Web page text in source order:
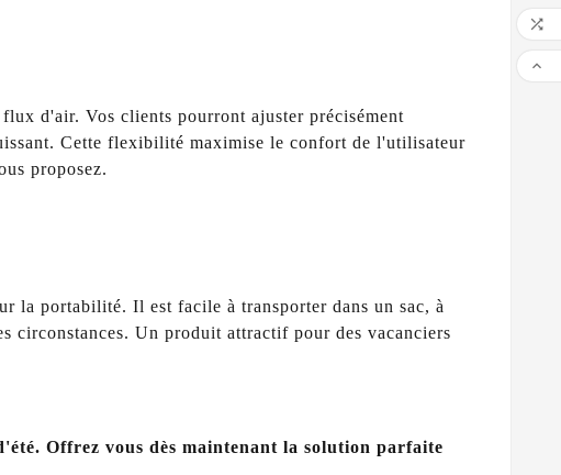
d'air. Vos clients pourront ajuster précisément
Cette flexibilité maximise le confort de l'utilisateur
proposez.
la portabilité. Il est facile à transporter dans un sac, à
circonstances. Un produit attractif pour des vacanciers
Offrez vous dès maintenant la solution parfaite

